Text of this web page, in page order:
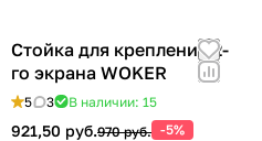
Стойка для крепления 2-
го экрана WOKER
5 3 В наличии: 15
921,50 руб.970 руб. -5%